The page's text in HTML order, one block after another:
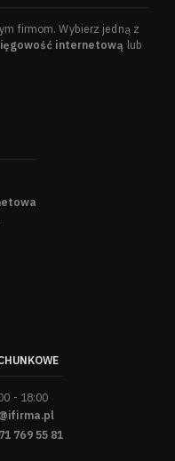
firmom. Wybierz jedną z
internetową lub
- 18:00
71 769 55 81